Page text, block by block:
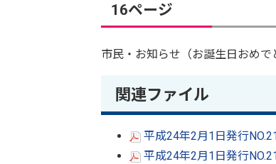
16ページ
市民・お知らせ（お誕生日おめで
関連ファイル
平成24年2月1日発行
平成24年2月1日発行